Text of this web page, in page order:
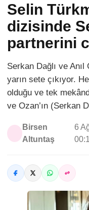
Selin
dizisinde
partnerini
Serkan Dağlı ve Anıl
yarın sete çıkıyor.
olduğu ve tek
ve Ozan’ın (Serkan
Birsen
Altuntaş
6